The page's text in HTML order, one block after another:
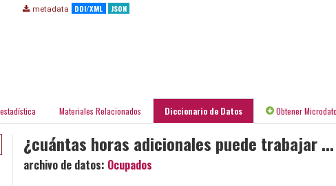
metadata DDI/XML JSON
Materiales Relacionados Diccionario de Datos Obtener
¿cuántas horas adicionales puede trabajar
archivo de datos: Ocupados